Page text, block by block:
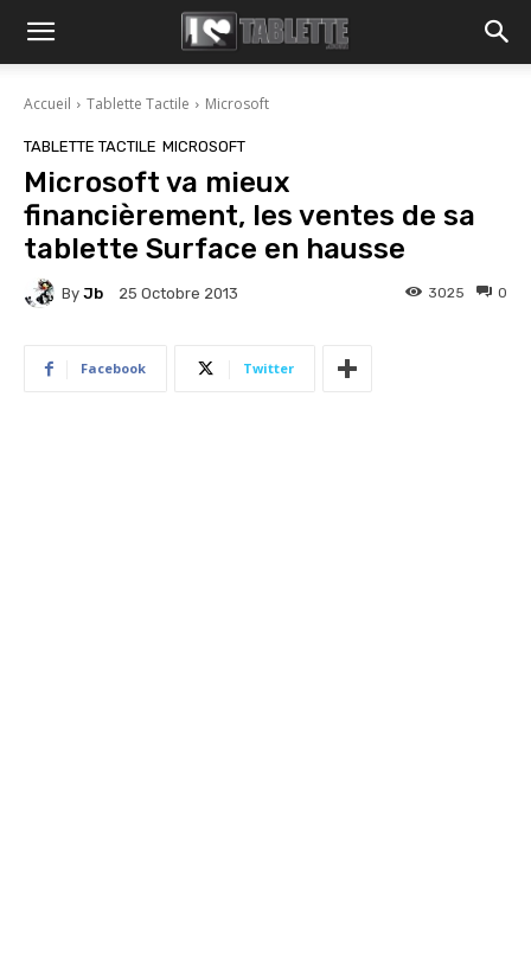
Accueil Tablette Tactile Microsoft
TABLETTE TACTILE MICROSOFT
Microsoft va mieux
financièrement, les ventes de sa
tablette Surface en hausse
By Jb 25 Octobre 2013 0
3025
Facebook Twitter